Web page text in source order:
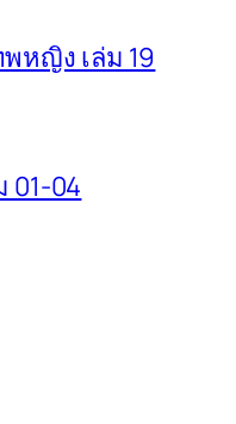
หญิง เล่ม 19
01-04